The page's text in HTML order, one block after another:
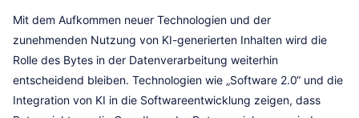
Mit dem Aufkommen neuer Technologien und der
zunehmenden Nutzung von KI-generierten Inhalten wird die
Rolle des Bytes in der Datenverarbeitung weiterhin
entscheidend bleiben. Technologien wie „Software 2.0“ und die
Integration von KI in die Softwareentwicklung zeigen, dass